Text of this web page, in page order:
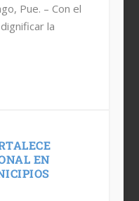
Pue. – Con el
la
EN